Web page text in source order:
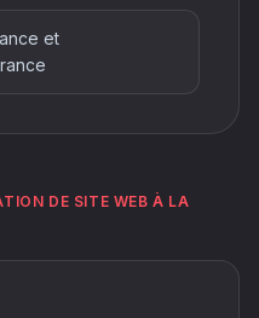
et
DE SITE WEB À LA